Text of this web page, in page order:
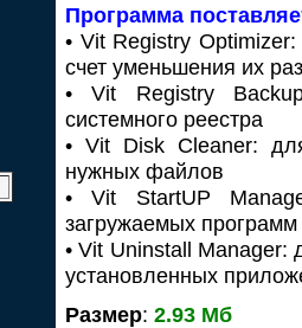
Программа
• Vit Registry
счет уменьшения их
• Vit Registry
системного реестра
• Vit Disk Cleaner:
нужных файлов
• Vit StartUP
загружаемых
• Vit Uninstall Manager:
установленных
Размер: 2.93 Мб